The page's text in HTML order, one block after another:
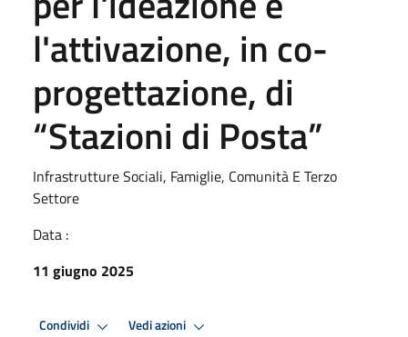
l'attivazione, in co-
progettazione, di
“Stazioni di Posta”
Infrastrutture Sociali, Famiglie, Comunità E Terzo
Settore
Data :
11 giugno 2025
Condividi Vedi azioni